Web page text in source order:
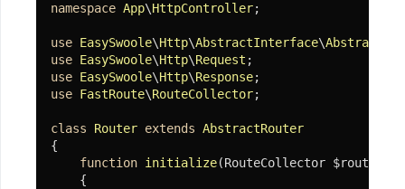
namespace App\HttpController;
use EasySwoole\Http\AbstractInterface\
use EasySwoole\Http\Request
use EasySwoole\Http\Response
use FastRoute\RouteCollector;
class Router extends AbstractRouter
{
function initialize(RouteCollector
{